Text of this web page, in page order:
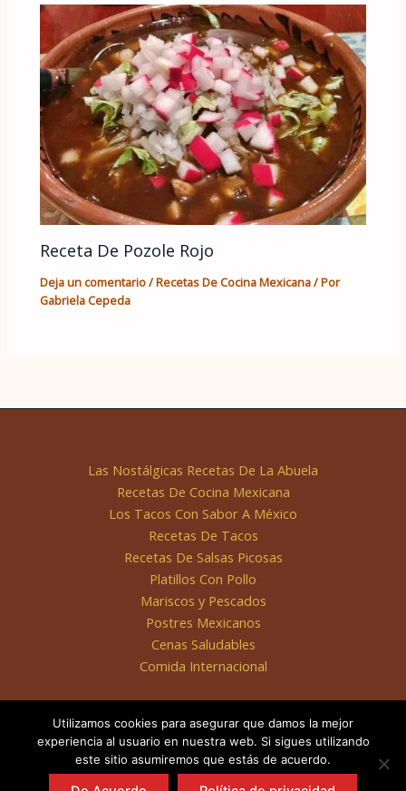
Receta De Pozole Rojo
Deja un comentario/Recetas De Cocina Mexicana/ Por
Gabriela Cepeda
Las Nostálgicas Recetas De La Abuela
Recetas De Cocina Mexicana
Los Tacos Con Sabor A México
Recetas De Tacos
Recetas De Salsas Picosas
Platillos Con Pollo
Mariscos y Pescados
Postres Mexicanos
Cenas Saludables
Comida Internacional
Utilizamos cookies para asegurar que damos la mejor
experiencia al usuario en nuestra web. Si sigues utilizando
este sitio asumiremos que estás de acuerdo.